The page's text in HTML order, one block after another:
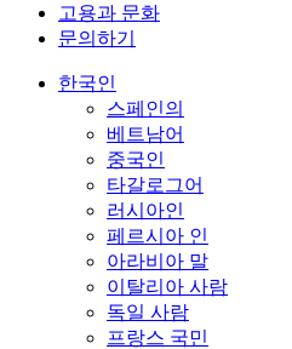
고용과 문화
문의하기
한국인
스페인의
베트남어
중국인
타갈로그어
러시아인
페르시아 인
아라비아 말
이탈리아 사람
독일 사람
프랑스 국민